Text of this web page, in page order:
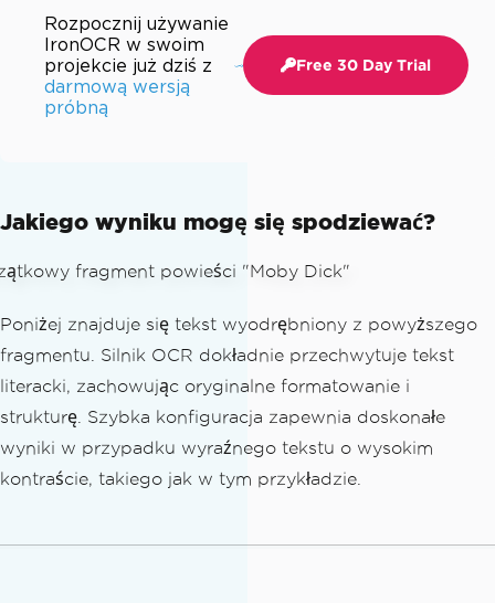
Rozpocznij używanie
IronOCR w swoim
projekcie już dziś z
darmową wersją
próbną
Free 30 Day Trial
Jakiego wyniku mogę się spodziewać?
Poniżej znajduje się tekst wyodrębniony z powyższego
fragmentu. Silnik OCR dokładnie przechwytuje tekst
literacki, zachowując oryginalne formatowanie i
strukturę. Szybka konfiguracja zapewnia doskonałe
wyniki w przypadku wyraźnego tekstu o wysokim
kontraście, takiego jak w tym przykładzie.